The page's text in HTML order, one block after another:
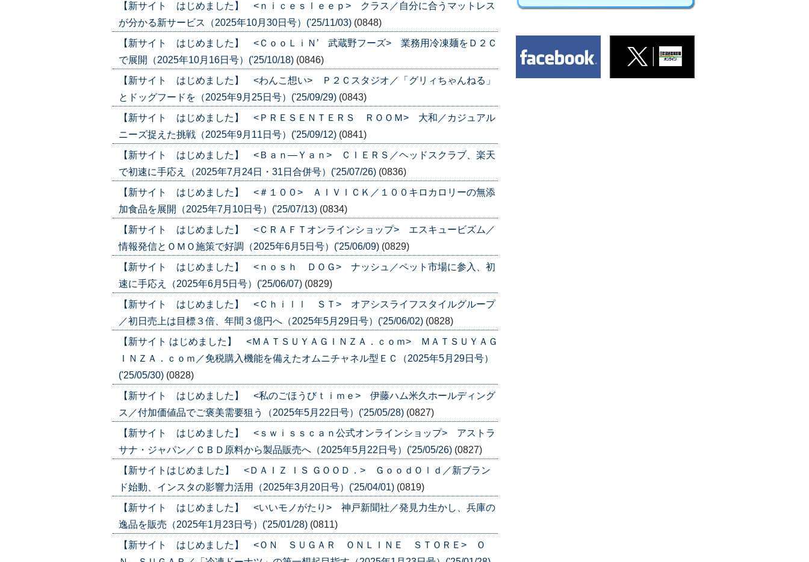
【新サイト はじめました】 <ｎｉｃｅｓｌｅｅｐ> クラス／自分に合うマットレス
が分かる新サービス（2025年10月30日号）('25/11/03) (0848)
【新サイト はじめました】 <ＣｏｏＬｉＮ’ 武蔵野フーズ> 業務用冷凍麺をＤ２Ｃ
で展開（2025年10月16日号）('25/10/18) (0846)
【新サイト はじめました】 <わんこ想い> Ｐ２Ｃスタジオ／「グリィちゃんねる」
とドッグフードを（2025年9月25日号）('25/09/29) (0843)
【新サイト はじめました】 <ＰＲＥＳＥＮＴＥＲＳ ＲＯＯＭ> 大和／カジュアル
ニーズ捉えた挑戦（2025年9月11日号）('25/09/12) (0841)
【新サイト はじめました】 <Ｂａｎ―Ｙａｎ> ＣＩＥＲＳ／ヘッドスクラブ、楽天
で初速に手応え（2025年7月24日・31日合併号）('25/07/26) (0836)
【新サイト はじめました】 <＃１００> ＡＩＶＩＣＫ／１００キロカロリーの無添
加食品を展開（2025年7月10日号）('25/07/13) (0834)
【新サイト はじめました】 <ＣＲＡＦＴオンラインショップ> エスキュービズム／
情報発信とＯＭＯ施策で好調（2025年6月5日号）('25/06/09) (0829)
【新サイト はじめました】 <ｎｏｓｈ ＤＯＧ> ナッシュ／ペット市場に参入、初
速に手応え（2025年6月5日号）('25/06/07) (0829)
【新サイト はじめました】 <Ｃｈｉｌｌ ＳＴ> オアシスライフスタイルグループ
／初日売上は目標３倍、年間３億円へ（2025年5月29日号）('25/06/02) (0828)
【新サイト はじめました】 <ＭＡＴＳＵＹＡＧＩＮＺＡ．ｃｏｍ> ＭＡＴＳＵＹＡＧ
ＩＮＺＡ．ｃｏｍ／免税購入機能を備えたオムニチャネル型ＥＣ（2025年5月29日号）
('25/05/30) (0828)
【新サイト はじめました】 <私のごほうびｔｉｍｅ> 伊藤ハム米久ホールディング
ス／付加価値品でご褒美需要狙う（2025年5月22日号）('25/05/28) (0827)
【新サイト はじめました】 <ｓｗｉｓｓｃａｎ公式オンラインショップ> アストラ
サナ・ジャパン／ＣＢＤ原料から製品販売へ（2025年5月22日号）('25/05/26) (0827)
【新サイトはじめました】 <ＤＡＩＺ ＩＳ ＧＯＯＤ．> ＧｏｏｄＯｌｄ／新ブラン
ド始動、インスタの影響力活用（2025年3月20日号）('25/04/01) (0819)
【新サイト はじめました】 <いいモノがたり> 神戸新聞社／発見力生かし、兵庫の
逸品を販売（2025年1月23日号）('25/01/28) (0811)
【新サイト はじめました】 <ＯＮ ＳＵＧＡＲ ＯＮＬＩＮＥ ＳＴＯＲＥ> Ｏ